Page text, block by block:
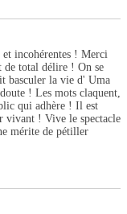
et incohérentes ! Merci
de total délire ! On se
basculer la vie d' Uma
! Les mots claquent,
qui adhère ! Il est
vivant ! Vive le spectacle
mérite de pétiller